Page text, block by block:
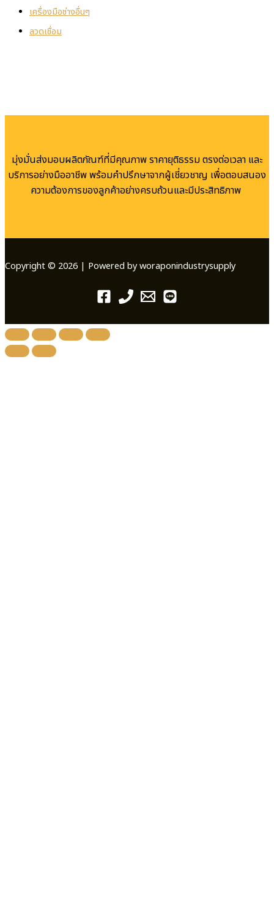
เครื่องมือช่างอื่นๆ
ลวดเชื่อม
มุ่งมั่นส่งมอบผลิตภัณฑ์ที่มีคุณภาพ ราคายุติธรรม ตรงต่อเวลา และ
บริการอย่างมืออาชีพ พร้อมคำปรึกษาจากผู้เชี่ยวชาญ เพื่อตอบสนอง
ความต้องการของลูกค้าอย่างครบถ้วนและมีประสิทธิภาพ
Copyright © 2026 | Powered by woraponindustrysupply